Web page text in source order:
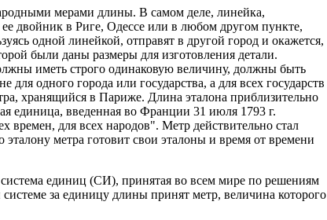
мерами длины. В самом деле, линейка,
двойник в Риге, Одессе или в любом другом пункте,
одной линейкой, отправят в другой город и окажется,
были даны размеры для изготовления детали.
иметь строго одинаковую величину, должны быть
одного города или государства, а для всех государств
хранящийся в Париже. Длина эталона приблизительно
единица, введенная во Франции 31 июля 1793 г.
времен, для всех народов". Метр действительно стал
метра готовит свои эталоны и время от времени
единиц (СИ), принятая во всем мире по решениям
за единицу длины принят метр, величина которого